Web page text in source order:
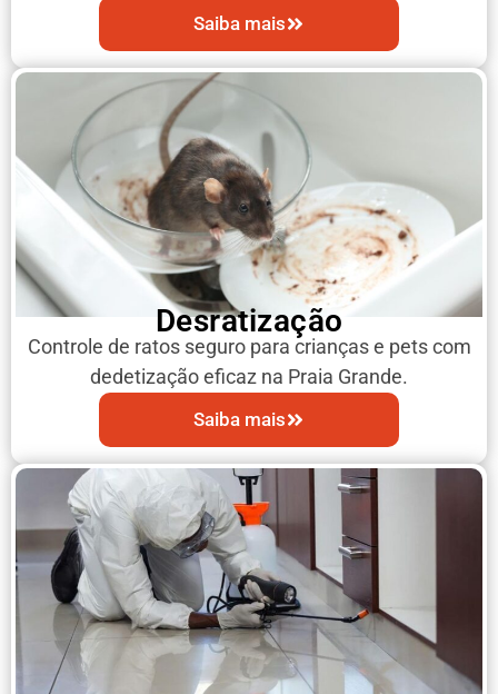
Saiba mais
Desratização
Controle de ratos seguro para crianças e pets com
dedetização eficaz na Praia Grande.
Saiba mais